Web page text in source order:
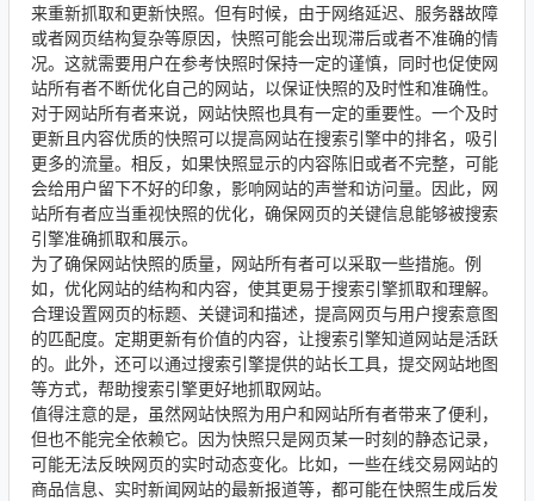
来重新抓取和更新快照。但有时候，由于网络延迟、服务器故障
或者网页结构复杂等原因，快照可能会出现滞后或者不准确的情
况。这就需要用户在参考快照时保持一定的谨慎，同时也促使网
站所有者不断优化自己的网站，以保证快照的及时性和准确性。
对于网站所有者来说，网站快照也具有一定的重要性。一个及时
更新且内容优质的快照可以提高网站在搜索引擎中的排名，吸引
更多的流量。相反，如果快照显示的内容陈旧或者不完整，可能
会给用户留下不好的印象，影响网站的声誉和访问量。因此，网
站所有者应当重视快照的优化，确保网页的关键信息能够被搜索
引擎准确抓取和展示。
为了确保网站快照的质量，网站所有者可以采取一些措施。例
如，优化网站的结构和内容，使其更易于搜索引擎抓取和理解。
合理设置网页的标题、关键词和描述，提高网页与用户搜索意图
的匹配度。定期更新有价值的内容，让搜索引擎知道网站是活跃
的。此外，还可以通过搜索引擎提供的站长工具，提交网站地图
等方式，帮助搜索引擎更好地抓取网站。
值得注意的是，虽然网站快照为用户和网站所有者带来了便利，
但也不能完全依赖它。因为快照只是网页某一时刻的静态记录，
可能无法反映网页的实时动态变化。比如，一些在线交易网站的
商品信息、实时新闻网站的最新报道等，都可能在快照生成后发